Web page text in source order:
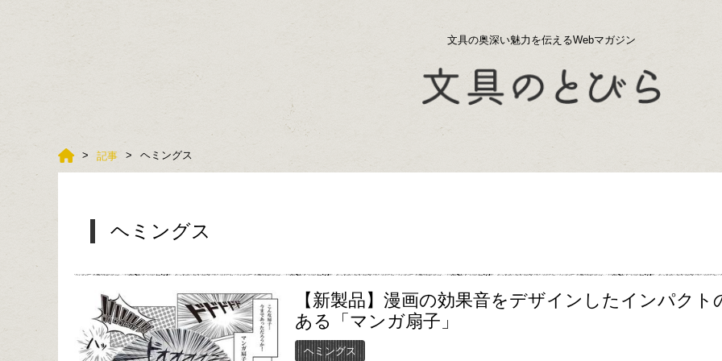
文具の奥深い魅力を伝えるWebマガジン
記事 ヘミングス
ヘミングス
【新製品】漫画の効果音をデザインしたインパクト
ある「マンガ扇子」
ヘミングス